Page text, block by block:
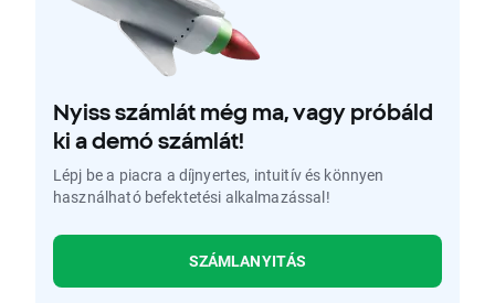
Nyiss számlát még ma, vagy próbáld
ki a demó számlát!
Lépj be a piacra a díjnyertes, intuitív és könnyen
használható befektetési alkalmazással!
SZÁMLANYITÁS